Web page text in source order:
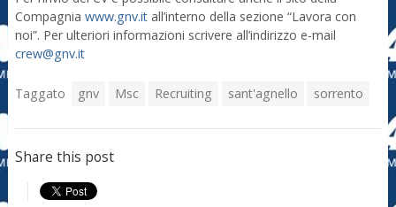
Compagnia www.gnv.itall’interno della sezione “Lavora con
noi”. Per ulteriori informazioni scrivere all’indirizzo e-mail
crew@gnv.it
Taggato gnv Msc Recruiting sant'agnello sorrento
Share this post